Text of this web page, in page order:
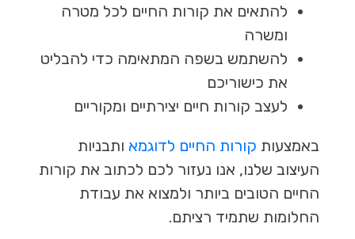
להתאים את קורות החיים לכל מטרה
ומשרה
להשתמש בשפה המתאימה כדי להבליט
את כישוריכם
לעצב קורות חיים יצירתיים ומקוריים
באמצעות קורות החיים לדוגמא ותבניות
העיצוב שלנו, אנו נעזור לכם לכתוב את קורות
החיים הטובים ביותר ולמצוא את עבודת
החלומות שתמיד רציתם.